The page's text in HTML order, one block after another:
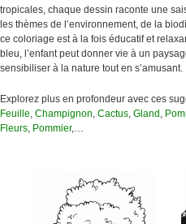
tropicales, chaque dessin raconte une
les thèmes de l’environnement, de la
ce coloriage est à la fois éducatif et
bleu, l’enfant peut donner vie à un
sensibiliser à la nature tout en s’amusant.
Explorez plus en profondeur avec ces
Feuille, Champignon, Cactus, Gland ,
Fleurs, Pommier,…